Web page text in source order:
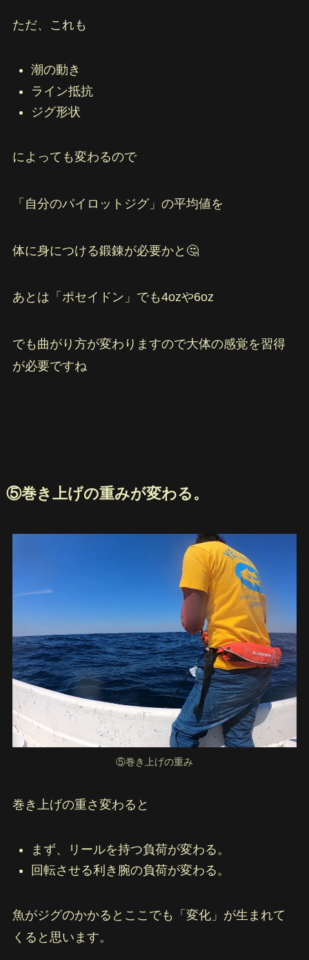
ただ、これも
潮の動き
ライン抵抗
ジグ形状
によっても変わるので
「自分のパイロットジグ」の平均値を
体に身につける鍛錬が必要かと🤔
あとは「ポセイドン」でも4ozや6oz
でも曲がり方が変わりますので大体の感覚を習得
が必要ですね
⑤巻き上げの重みが変わる。
⑤巻き上げの重み
巻き上げの重さ変わると
まず、リールを持つ負荷が変わる。
回転させる利き腕の負荷が変わる。
魚がジグのかかるとここでも「変化」が生まれて
くると思います。